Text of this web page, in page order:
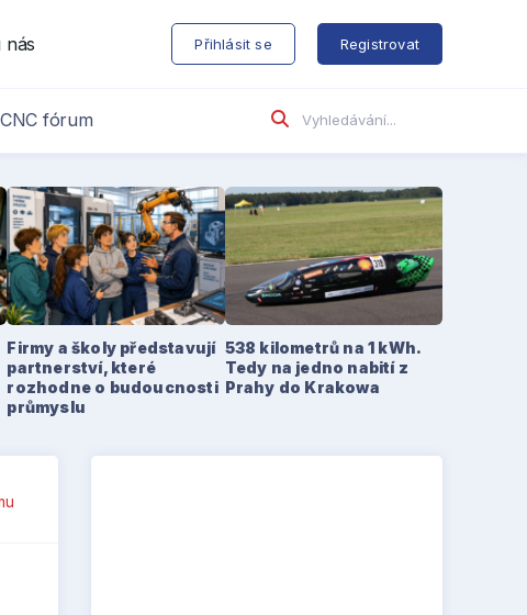
nás Přihlásit se Registrovat
CNC fórum
Firmy a školy představují
partnerství, které
rozhodne o budoucnosti
průmyslu
538 kilometrů na 1 kWh.
Tedy na jedno nabití z
Prahy do Krakowa